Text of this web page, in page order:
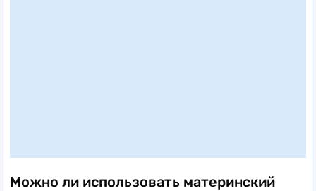
Можно ли использовать материнский